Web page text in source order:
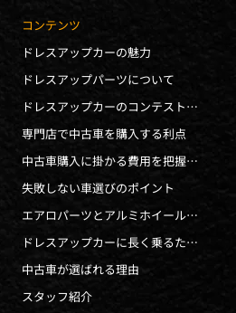
コンテンツ
ドレスアップカーの魅力
ドレスアップパーツについて
ドレスアップカーのコンテストとは
専門店で中古車を購入する利点
中古車購入に掛かる費用を把握しよう
失敗しない車選びのポイント
エアロパーツとアルミホイールでドレスアップ
ドレスアップカーに長く乗るための洗車術
中古車が選ばれる理由
スタッフ紹介